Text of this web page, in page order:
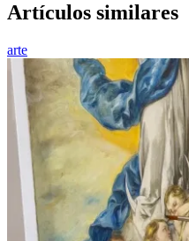
Artículos similares
arte